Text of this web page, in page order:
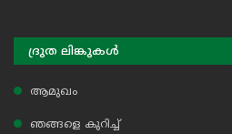
ദ്രുത ലിങ്കുകൾ
ആമുഖം
ഞങ്ങളെ കുറിച്ച്